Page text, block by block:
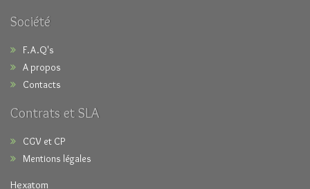
Société
F.A.Q's
A propos
Contacts
Contrats et SLA
CGV et CP
Mentions légales
Hexatom